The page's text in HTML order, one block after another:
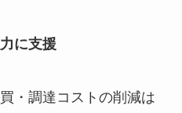
に支援
・調達コストの削減は